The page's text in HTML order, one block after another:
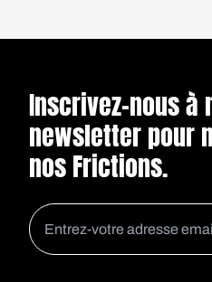
Inscrivez-nous à
newsletter pour
nos Frictions.